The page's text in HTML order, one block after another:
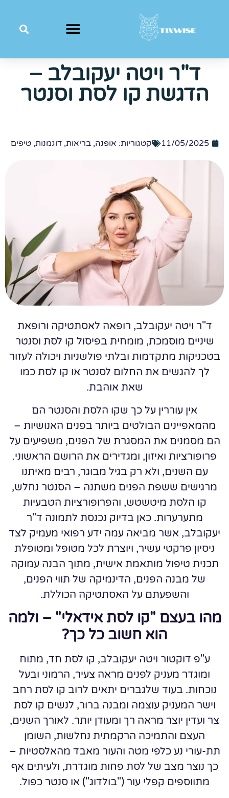
ד"ר ויטה יעקובלב –
הדגשת קו לסת וסנטר
11/05/2025 קטגוריות: אופנה,בריאות,דוגמנות, טיפים
ד"ר ויטה יעקובלב, רופאה לאסתטיקה ורופאת
שיניים מוסמכת, מומחית בפיסול קו לסת וסנטר
בטכניקות מתקדמות ובלתי פולשניות ויכולה לעזור
לך להגשים את החלום לסנטר או קו לסת כמו
שאת אוהבת.
אין עוררין על כך שקו הלסת והסנטר הם
מהמאפיינים הבולטים ביותר בפנים האנושיות –
הם מסמנים את המסגרת של הפנים, משפיעים על
פרופורציות ואיזון, ומגדירים את הרושם הראשוני.
עם השנים, ולא רק בגיל מבוגר, רבים מאיתנו
מרגישים ששפת הפנים משתנה – הסנטר נחלש,
קו הלסת מיטשטש, והפרופורציות הטבעיות
מתערערות. כאן בדיוק נכנסת לתמונה ד"ר
יעקובלב, אשר מביאה עמה ידע רפואי מעמיק לצד
ניסיון פרקטי עשיר, ויוצרת לכל מטופל ומטופלת
תכנית טיפול מותאמת אישית, מתוך הבנה עמוקה
של מבנה הפנים, הדינמיקה של תווי הפנים,
והשפעתם על האסתטיקה הכוללת.
מהו בעצם "קו לסת אידאלי" – ולמה
הוא חשוב כל כך?
ע"פ דוקטור ויטה יעקובלב, קו לסת חד, מתוח
ומוגדר מעניק לפנים מראה צעיר, הרמוני ובעל
נוכחות. בעוד שלגברים יתאים לרוב קו לסת רחב
וישר המעניק עוצמה ומבנה ברור, לנשים קו לסת
צר ועדין יוצר מראה רך ומעודן יותר. לאורך השנים,
העצם והתמיכה הרקמתית נחלשות, השומן
תת-עורי נע כלפי מטה והעור מאבד מהאלסטיות –
כך נוצר מצב של לסת פחות מוגדרת, ולעיתים אף
מתווספים קפלי עור ("בולדוג") או סנטר כפול.